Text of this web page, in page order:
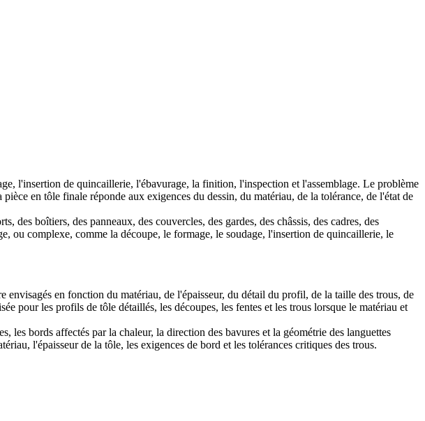
l'insertion de quincaillerie, l'ébavurage, la finition, l'inspection et l'assemblage. Le problème
en tôle finale réponde aux exigences du dessin, du matériau, de la tolérance, de l'état de
des boîtiers, des panneaux, des couvercles, des gardes, des châssis, des cadres, des
ou complexe, comme la découpe, le formage, le soudage, l'insertion de quincaillerie, le
en fonction du matériau, de l'épaisseur, du détail du profil, de la taille des trous, de
pour les profils de tôle détaillés, les découpes, les fentes et les trous lorsque le matériau et
bords affectés par la chaleur, la direction des bavures et la géométrie des languettes
l'épaisseur de la tôle, les exigences de bord et les tolérances critiques des trous.